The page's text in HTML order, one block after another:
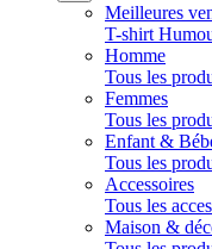
Meilleures
T-shirt
Homme
Tous les
Femmes
Tous les
Enfant &
Tous les
Accessoires
Tous les
Maison &